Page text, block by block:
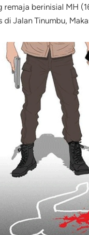
remaja berinisial MH
di Jalan Tinumbu,